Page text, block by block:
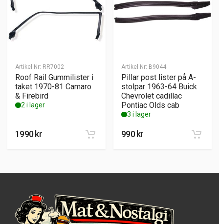
Artikel Nr: RR7002
Roof Rail Gummilister i
taket 1970-81 Camaro
& Firebird
2 i lager
1990 kr
Artikel Nr: B9044
Pillar post lister på A-
stolpar 1963-64 Buick
Chevrolet cadillac
Pontiac Olds cab
3 i lager
990 kr